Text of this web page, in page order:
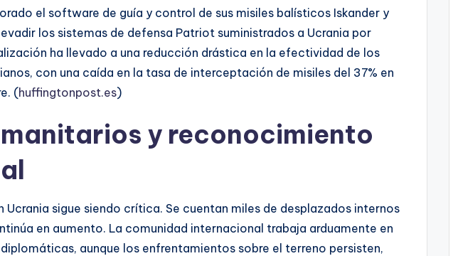
el software de guía y control de sus misiles balísticos Iskander y
los sistemas de defensa Patriot suministrados a Ucrania por
ha llevado a una reducción drástica en la efectividad de los
con una caída en la tasa de interceptación de misiles del 37% en
(huffingtonpost.es)
y reconocimiento
Ucrania sigue siendo crítica. Se cuentan miles de desplazados internos
en aumento. La comunidad internacional trabaja arduamente en
aunque los enfrentamientos sobre el terreno persisten,